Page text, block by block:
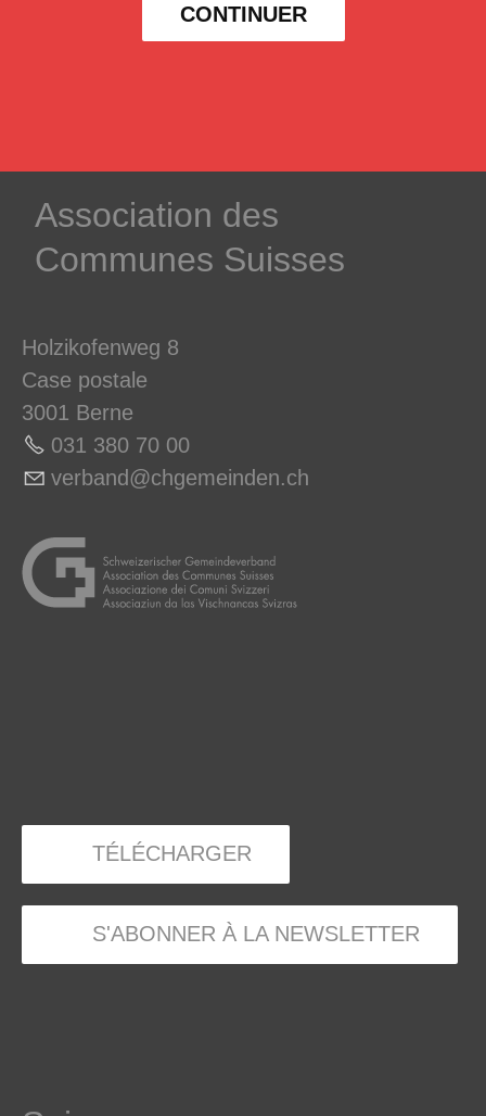
CONTINUER
­Association des­
Communes ­Suisses
Holzikofenweg 8
Case postale
3001 Berne
031 380 70 00
v rb nd chg m nd n ch
TÉLÉCHARGER
S'ABONNER À LA NEWSLETTER